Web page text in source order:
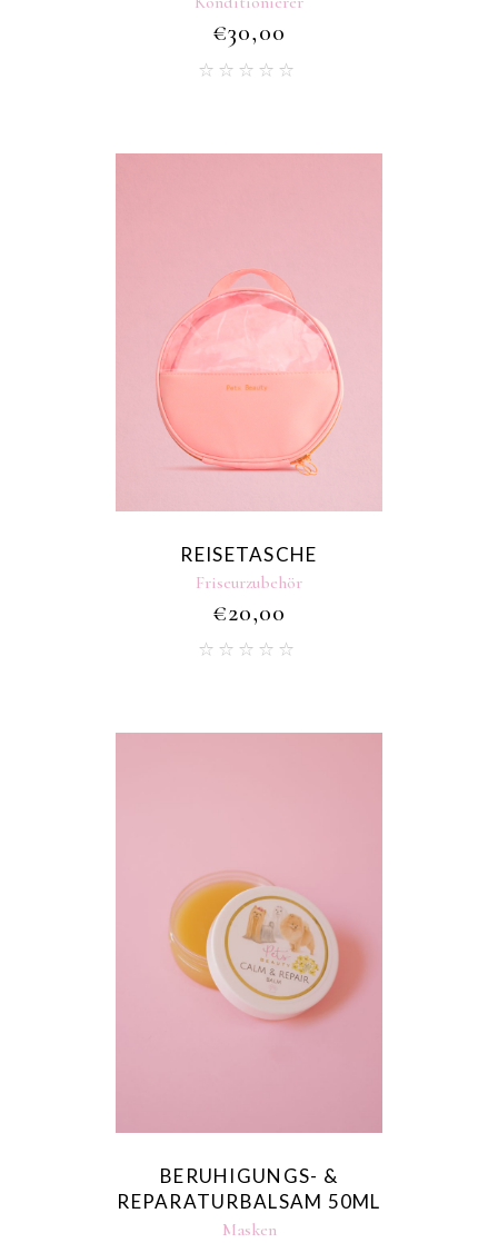
€30,00
REISETASCHE
Friseurzubehör
€20,00
BERUHIGUNGS- &
REPARATURBALSAM 50ML
Masken